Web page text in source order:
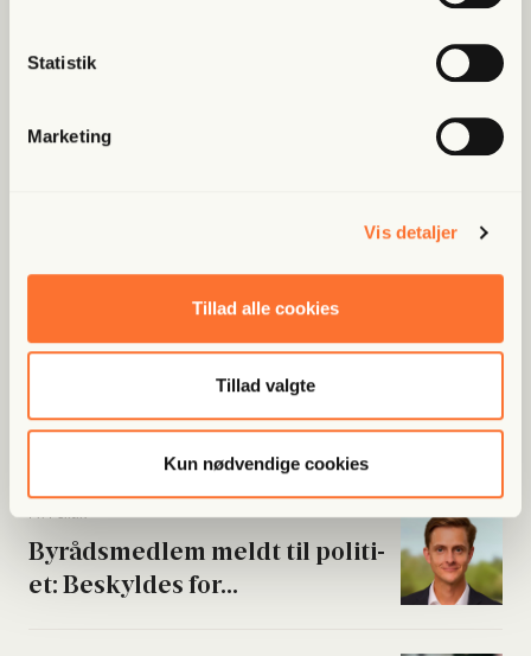
Statistik
Marketing
Vis detaljer
Tillad alle cookies
Tillad valgte
Kun nødvendige cookies
at “kæm­pe mod...
Han var strå­mand i rock­er­re­la­
te­ret fak­tura­fa­brik: “Jeg skal...
Fri Poli­tik
Byrå­ds­med­lem meldt til poli­ti­
et: Beskyl­des for...